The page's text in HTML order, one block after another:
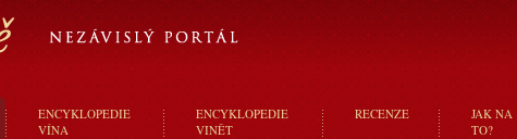
ENCYKLOPEDIE
VÍNA
ENCYKLOPEDIE
VINĚT
RECENZE
JAK NA
TO?